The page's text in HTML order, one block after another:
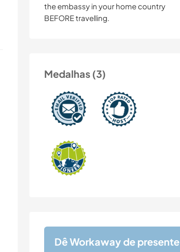
the embassy in your home country
BEFORE travelling.
Medalhas (3)
Dê Workaway de presente